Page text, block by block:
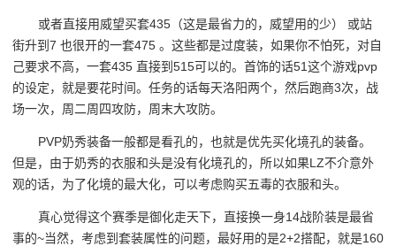
或者直接用威望买套435（这是最省力的，威望用的少） 或站
街升到7 也很开的一套475 。这些都是过度装，如果你不怕死，对自
己要求不高，一套435 直接到515可以的。首饰的话51这个游戏pvp
的设定，就是要花时间。任务的话每天洛阳两个，然后跑商3次，战
场一次，周二周四攻防，周末大攻防。
PVP奶秀装备一般都是看孔的，也就是优先买化境孔的装备。
但是，由于奶秀的衣服和头是没有化境孔的，所以如果LZ不介意外
观的话，为了化境的最大化，可以考虑购买五毒的衣服和头。
真心觉得这个赛季是御化走天下，直接换一身14战阶装是最省
事的~当然，考虑到套装属性的问题，最好用的是2+2搭配，就是160